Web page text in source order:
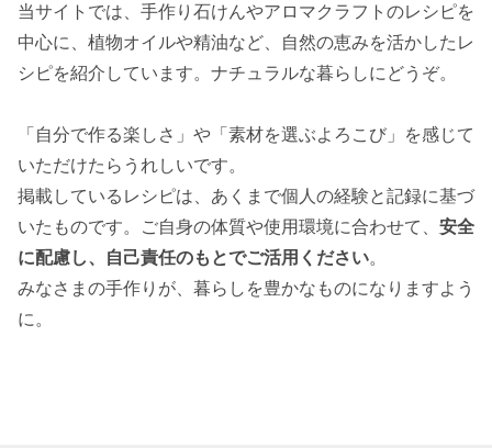
当サイトでは、手作り石けんやアロマクラフトのレシピを
中心に、植物オイルや精油など、自然の恵みを活かしたレ
シピを紹介しています。ナチュラルな暮らしにどうぞ。
「自分で作る楽しさ」や「素材を選ぶよろこび」を感じて
いただけたらうれしいです。
掲載しているレシピは、あくまで個人の経験と記録に基づ
いたものです。ご自身の体質や使用環境に合わせて、 安全
に配慮し、自己責任のもとでご活用ください。
みなさまの手作りが、暮らしを豊かなものになりますよう
に。